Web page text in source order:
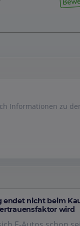
Informationen zu
endet nicht beim
wird